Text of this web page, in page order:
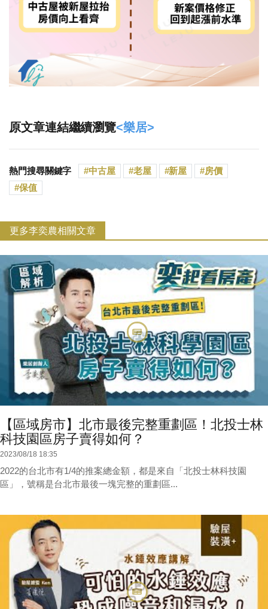
原文章連結繼續瀏覽<樂居>
熱門搜尋關鍵字 中古屋 老屋 新屋
房價
保值
更多李奕農相關文章
【區域房市】北市最後完整重劃區！北投士林
科技園區房子賣得如何？
2023/08/18 18:35
2022的台北市有1/4的推案總金額，都是來自「北投士林科技園
區」，號稱是台北市最後一塊完整的重劃區...